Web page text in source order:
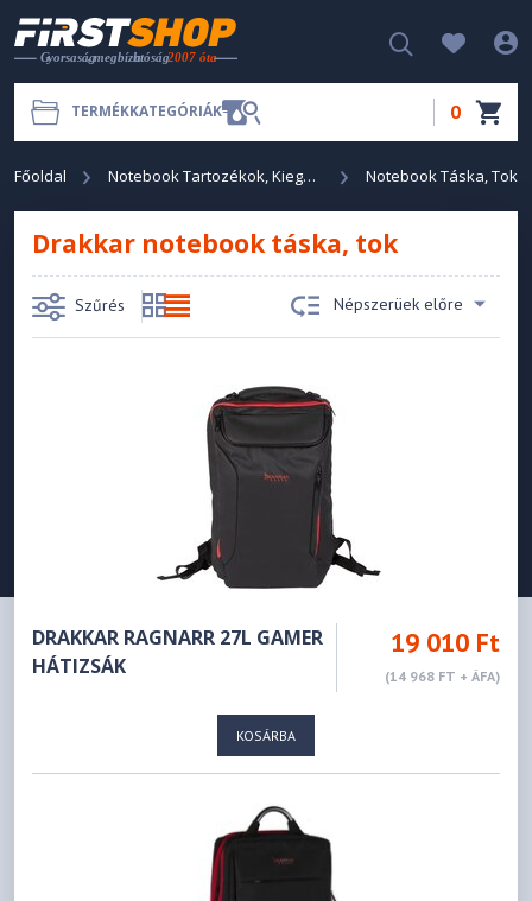
TERMÉKKATEGÓRIÁK 0
Főoldal Notebook Tartozékok, Kiegészítők Notebook Táska, Tok
Drakkar notebook táska, tok
Szűrés Népszerüek előre
DRAKKAR RAGNARR 27L GAMER
HÁTIZSÁK
19 010 Ft
(14 968 FT + ÁFA)
KOSÁRBA